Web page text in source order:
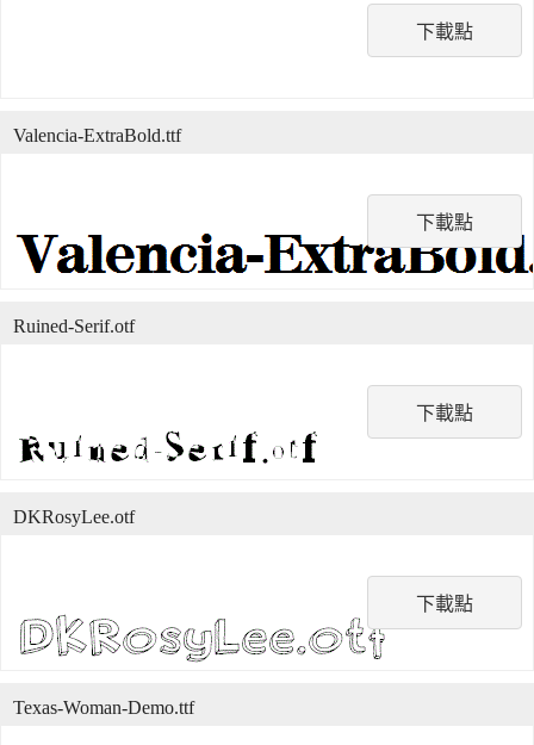
下載點
下載點
Valencia-ExtraBold.ttf
下載點
Ruined-Serif.otf
下載點
DKRosyLee.otf
Texas-Woman-Demo.ttf